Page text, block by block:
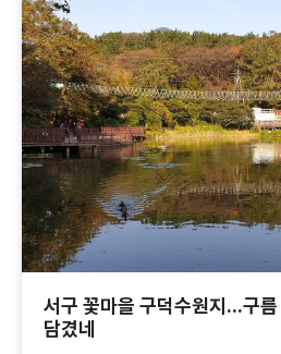
서구 꽃마을 구덕수원지...구
담겼네